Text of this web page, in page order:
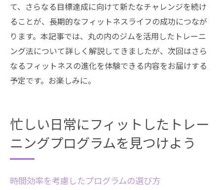
て、さらなる目標達成に向けて新たなチャレンジを続け
ることが、長期的なフィットネスライフの成功につなが
ります。本記事では、丸の内のジムを活用したトレーニ
ング法について詳しく解説してきましたが、次回はさら
なるフィットネスの進化を体験できる内容をお届けする
予定です。お楽しみに。
忙しい日常にフィットしたトレー
ニングプログラムを見つけよう
時間効率を考慮したプログラムの選び方